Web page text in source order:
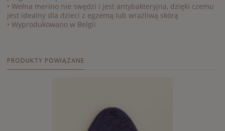
• Wełna merino nie swędzi i jest antybakteryjna, dzięki czemu
jest idealny dla dzieci z egzemą lub wrażliwą skórą
• Wyprodukowano w Belgii
PRODUKTY POWIĄZANE